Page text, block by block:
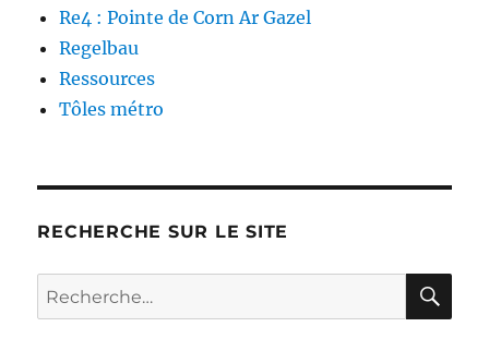
Re4 : Pointe de Corn Ar Gazel
Regelbau
Ressources
Tôles métro
RECHERCHE SUR LE SITE
Recherche
pour :